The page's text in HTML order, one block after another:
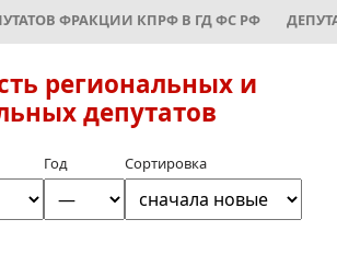
ФРАКЦИИ КПРФ В ГД ФС РФ
региональных и
депутатов
Год Сортировка